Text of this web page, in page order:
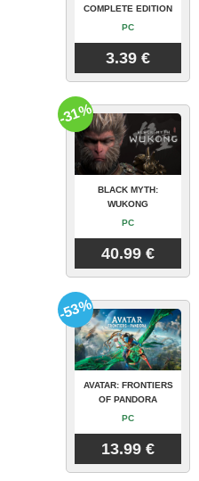
COMPLETE EDITION
PC
3.39 €
BLACK MYTH:
WUKONG
PC
40.99 €
-31%
AVATAR: FRONTIERS
OF PANDORA
PC
13.99 €
-53%